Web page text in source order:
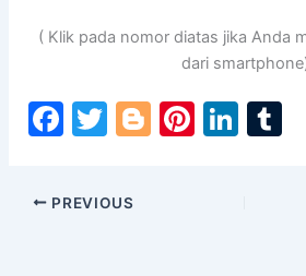
( Klik pada nomor diatas jika Anda
dari
F
c
e
T
itt
er
Bl Pi Li
PREVIOUS